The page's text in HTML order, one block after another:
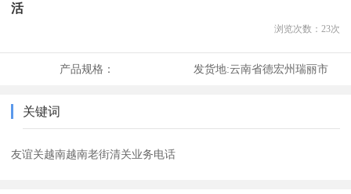
活
浏览次数： 23次
产品规格： 发货地:云南省德宏州瑞丽市
关键词
友谊关越南越南老街清关业务电话